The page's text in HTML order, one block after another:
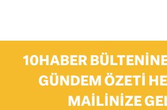
10HABER
GÜNDEM ÖZETI
MAILINIZE